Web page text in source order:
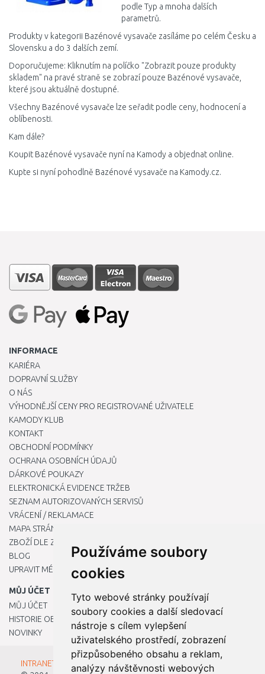
Používáme soubory
cookies
Tyto webové stránky používají
soubory cookies a další sledovací
nástroje s cílem vylepšení
uživatelského prostředí, zobrazení
přizpůsobeného obsahu a reklam,
analýzy návštěvnosti webových
podle Typ a mnoha dalších
parametrů.
Produkty v kategorii Bazénové vysavače zasíláme po celém Česku a
Slovensku a do 3 dalších zemí.
Doporučujeme: Kliknutím na políčko "Zobrazit pouze produkty
skladem" na pravé straně se zobrazí pouze Bazénové vysavače,
které jsou aktuálně dostupné.
Všechny Bazénové vysavače lze seřadit podle ceny, hodnocení a
oblíbenosti.
Kam dále?
Koupit Bazénové vysavače nyní na Kamody a objednat online.
Kupte si nyní pohodlně Bazénové vysavače na Kamody.cz.
INFORMACE
KARIÉRA
DOPRAVNÍ SLUŽBY
O NÁS
VÝHODNĚJŠÍ CENY PRO REGISTROVANÉ UŽIVATELE
KAMODY KLUB
KONTAKT
OBCHODNÍ PODMÍNKY
OCHRANA OSOBNÍCH ÚDAJŮ
DÁRKOVÉ POUKAZY
ELEKTRONICKÁ EVIDENCE TRŽEB
SEZNAM AUTORIZOVANÝCH SERVISŮ
VRÁCENÍ / REKLAMACE
MAPA STRÁNKY
ZBOŽÍ DLE ZNAČEK
BLOG
UPRAVIT MÉ PŘEDVOLBY COOKIES
MŮJ ÚČET
MŮJ ÚČET
HISTORIE OBJEDNÁVEK
NOVINKY
INTRANET - Přihlášení pro zaměstnance